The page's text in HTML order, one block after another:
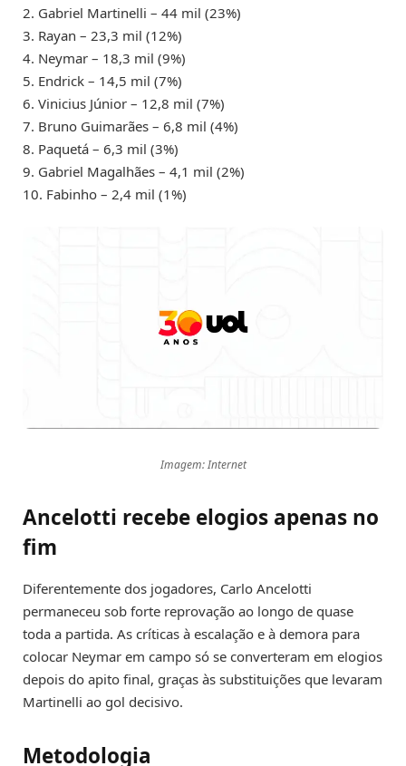
2. Gabriel Martinelli – 44 mil (23%)
3. Rayan – 23,3 mil (12%)
4. Neymar – 18,3 mil (9%)
5. Endrick – 14,5 mil (7%)
6. Vinicius Júnior – 12,8 mil (7%)
7. Bruno Guimarães – 6,8 mil (4%)
8. Paquetá – 6,3 mil (3%)
9. Gabriel Magalhães – 4,1 mil (2%)
10. Fabinho – 2,4 mil (1%)
Imagem: Internet
Ancelotti recebe elogios apenas no
fim
Diferentemente dos jogadores, Carlo Ancelotti
permaneceu sob forte reprovação ao longo de quase
toda a partida. As críticas à escalação e à demora para
colocar Neymar em campo só se converteram em elogios
depois do apito final, graças às substituições que levaram
Martinelli ao gol decisivo.
Metodologia